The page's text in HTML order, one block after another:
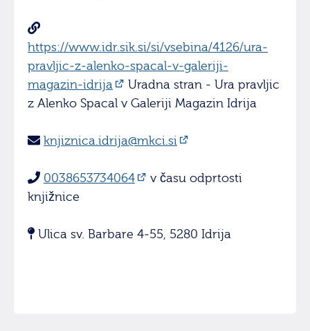
https://www.idr.sik.si/si/vsebina/4126/ura-
pravljic-z-alenko-spacal-v-galeriji-
magazin-idrija
Uradna stran - Ura pravljic
z Alenko Spacal v Galeriji Magazin Idrija
knjiznica.idrija@mkci.si
0038653734064
v času odprtosti
knjižnice
Ulica sv. Barbare 4-55, 5280 Idrija